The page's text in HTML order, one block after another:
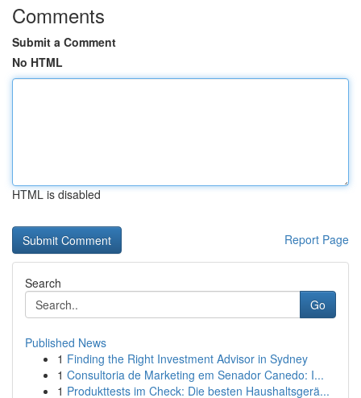
Comments
Submit a Comment
No HTML
HTML is disabled
Report Page
Search
Go
Published News
1 Finding the Right Investment Advisor in Sydney
1 Consultoria de Marketing em Senador Canedo: I...
1 Produkttests im Check: Die besten Haushaltsgerä...